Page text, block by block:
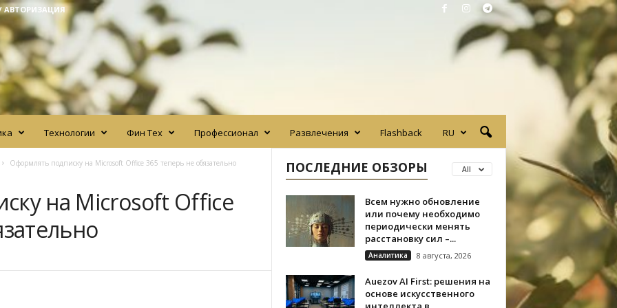
АВТОРИЗАЦИЯ
Технологии Фин Тех Профессионал Развлечения Flashback RU
Оформлять подписку на Microsoft Office 365 теперь не обязательно
на Microsoft Office
ПОСЛЕДНИЕ ОБЗОРЫ All
Всем нужно обновление
или почему необходимо
периодически менять
расстановку сил –...
Аналитика 8 августа, 2026
Auezov AI First: решения на
основе искусственного